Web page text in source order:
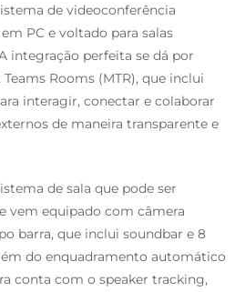
de videoconferência
PC e voltado para salas
integração perfeita se dá por
Rooms (MTR), que inclui
interagir, conectar e colaborar
de maneira transparente e
de sala que pode ser
vem equipado com câmera
barra, que inclui soundbar e 8
do enquadramento automático
conta com o speaker tracking,